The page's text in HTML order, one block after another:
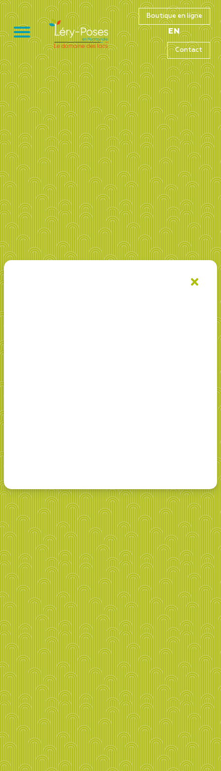
Boutique en ligne
EN
Contact